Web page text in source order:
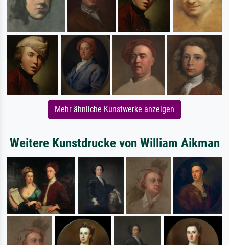
Mehr ähnliche Kunstwerke anzeigen
Weitere Kunstdrucke von William Aikman